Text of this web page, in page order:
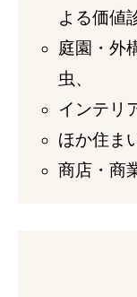
よる価値
庭園・外
虫、
インテリ
ほか住ま
商店・商